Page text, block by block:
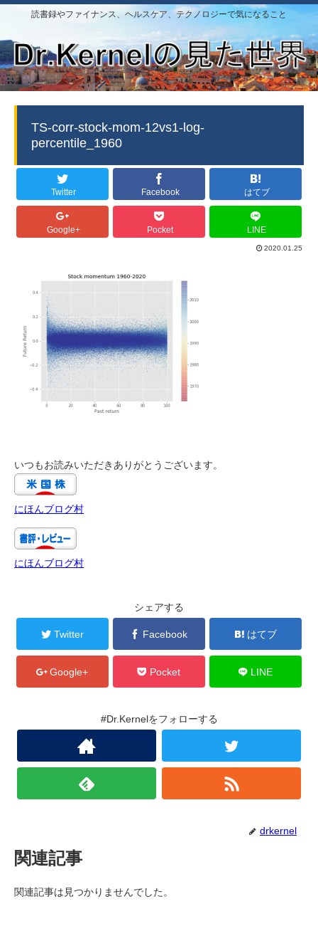
読書録やファイナンス、ヘルスケア、テクノロジーで気になること
TS-corr-stock-mom-12vs1-log-
percentile_1960
Twitter Facebook はてブ
Google+ Pocket LINE
2020.01.25
いつもお読みいただきありがとうございます。
にほんブログ村
にほんブログ村
シェアする
Twitter Facebook はてブ
Google+ Pocket LINE
#Dr.Kernelをフォローする
drkernel
関連記事
関連記事は見つかりませんでした。